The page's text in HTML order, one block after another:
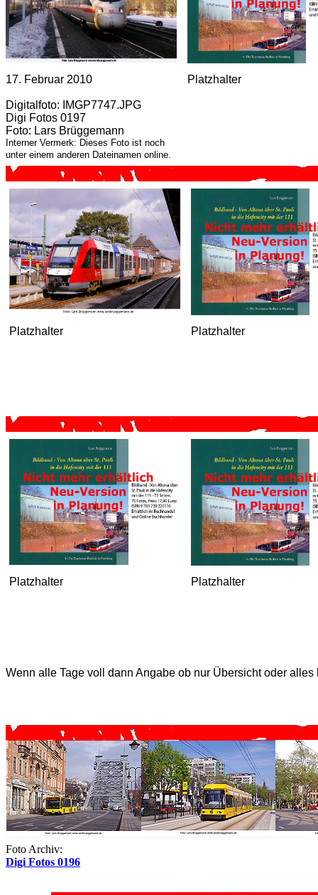
17. Februar 2010
Digitalfoto: IMGP7747.JPG
Digi Fotos 0197
Foto: Lars Brüggemann
Interner Vermerk: Dieses Foto ist noch
unter einem anderen Dateinamen online.
Platzhalter
Platzhalter Platzhalter
Platzhalter Platzhalter
Wenn alle Tage voll dann Angabe ob nur Übersicht oder alles
Foto Archiv:
Digi Fotos 0196